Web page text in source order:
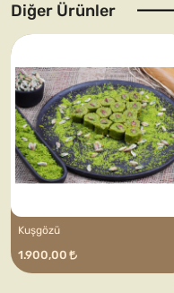
Diğer Ürünler
Kuşgözü
1.900,00